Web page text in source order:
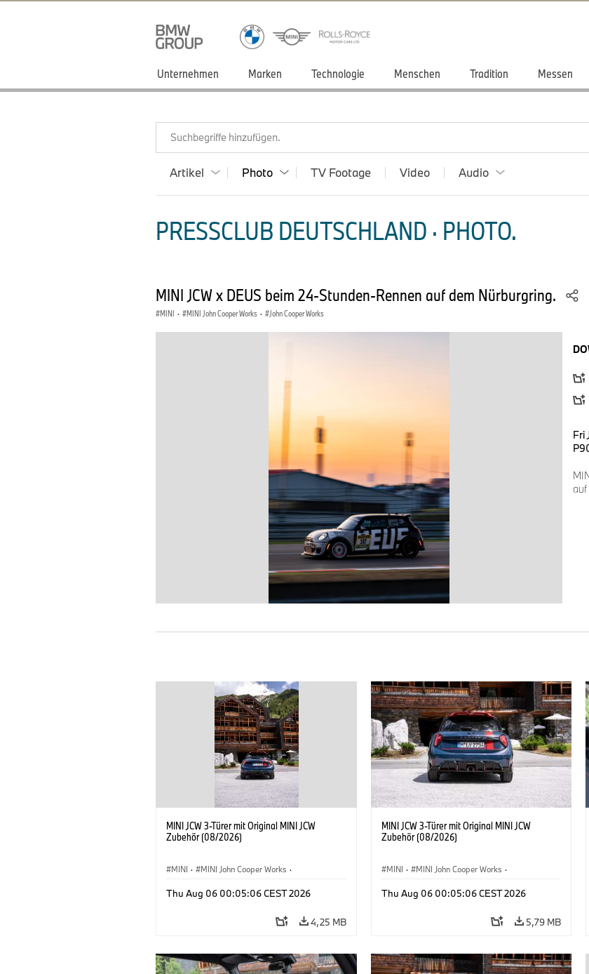
Unternehmen Marken Technologie Menschen Tradition Messen
Suchbegriffe hinzufügen.
Artikel Photo TV Footage Video Audio
PRESSCLUB DEUTSCHLAND · PHOTO.
MINI JCW x DEUS beim 24-Stunden-Rennen auf dem Nürburgring.
MINI · MINI John Cooper Works · John Cooper Works
Fri
MINI JCW 3-Türer mit Original MINI JCW
Zubehör (08/2026)
MINI · MINI John Cooper Works ·
Sonderausstattungen, Zubehör
Thu Aug 06 00:05:06 CEST 2026
4,25 MB
MINI JCW 3-Türer mit Original MINI JCW
Zubehör (08/2026)
MINI · MINI John Cooper Works ·
Sonderausstattungen, Zubehör
Thu Aug 06 00:05:06 CEST 2026
5,79 MB